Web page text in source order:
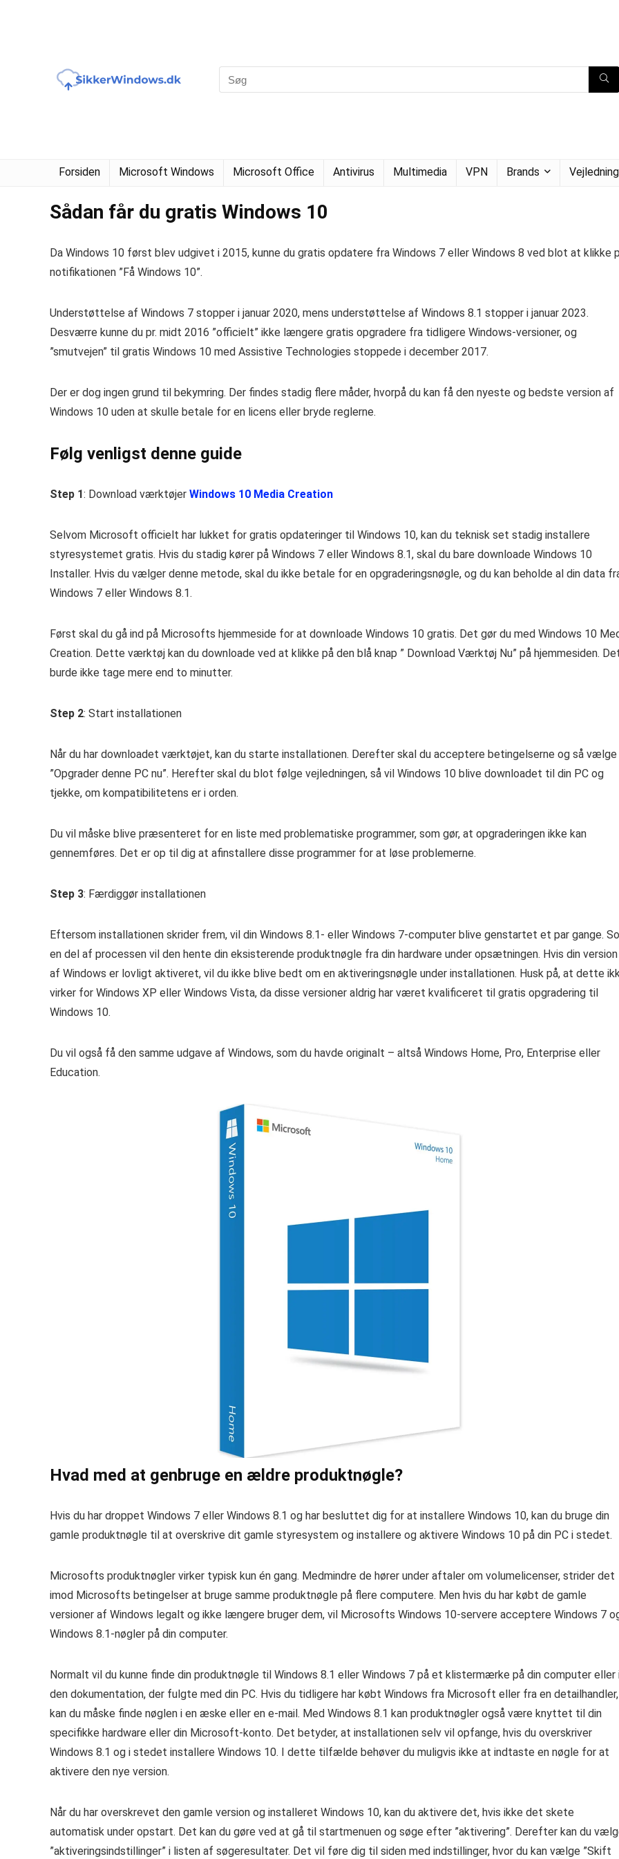
Forsiden Microsoft Windows Microsoft Office Antivirus Multimedia VPN Brands
Sådan får du gratis Windows 10
Da Windows 10 først blev udgivet i 2015, kunne du gratis opdatere fra Windows 7 eller Windows 8 ved blot at klikke
notifikationen ”Få Windows 10”.
Understøttelse af Windows 7 stopper i januar 2020, mens understøttelse af Windows 8.1 stopper i januar 2023.
Desværre kunne du pr. midt 2016 ”officielt” ikke længere gratis opgradere fra tidligere Windows-versioner, og
”smutvejen” til gratis Windows 10 med Assistive Technologies stoppede i december 2017.
Der er dog ingen grund til bekymring. Der findes stadig flere måder, hvorpå du kan få den nyeste og bedste version af
Windows 10 uden at skulle betale for en licens eller bryde reglerne.
Følg venligst denne guide
Step 1: Download værktøjer Windows 10 Media Creation
Selvom Microsoft officielt har lukket for gratis opdateringer til Windows 10, kan du teknisk set stadig installere
styresystemet gratis. Hvis du stadig kører på Windows 7 eller Windows 8.1, skal du bare downloade Windows 10
Installer. Hvis du vælger denne metode, skal du ikke betale for en opgraderingsnøgle, og du kan beholde al din data
Windows 7 eller Windows 8.1.
Først skal du gå ind på Microsofts hjemmeside for at downloade Windows 10 gratis. Det gør du med Windows 10
Creation. Dette værktøj kan du downloade ved at klikke på den blå knap ” Download Værktøj Nu” på hjemmesiden.
burde ikke tage mere end to minutter.
Step 2: Start installationen
Når du har downloadet værktøjet, kan du starte installationen. Derefter skal du acceptere betingelserne og så vælge
”Opgrader denne PC nu”. Herefter skal du blot følge vejledningen, så vil Windows 10 blive downloadet til din PC og
tjekke, om kompatibilitetens er i orden.
Du vil måske blive præsenteret for en liste med problematiske programmer, som gør, at opgraderingen ikke kan
gennemføres. Det er op til dig at afinstallere disse programmer for at løse problemerne.
Step 3: Færdiggør installationen
Eftersom installationen skrider frem, vil din Windows 8.1- eller Windows 7-computer blive genstartet et par gange.
en del af processen vil den hente din eksisterende produktnøgle fra din hardware under opsætningen. Hvis din version
af Windows er lovligt aktiveret, vil du ikke blive bedt om en aktiveringsnøgle under installationen. Husk på, at dette
virker for Windows XP eller Windows Vista, da disse versioner aldrig har været kvalificeret til gratis opgradering til
Windows 10.
Du vil også få den samme udgave af Windows, som du havde originalt – altså Windows Home, Pro, Enterprise eller
Education.
Hvad med at genbruge en ældre produktnøgle?
Hvis du har droppet Windows 7 eller Windows 8.1 og har besluttet dig for at installere Windows 10, kan du bruge din
gamle produktnøgle til at overskrive dit gamle styresystem og installere og aktivere Windows 10 på din PC i stedet.
Microsofts produktnøgler virker typisk kun én gang. Medmindre de hører under aftaler om volumelicenser, strider det
imod Microsofts betingelser at bruge samme produktnøgle på flere computere. Men hvis du har købt de gamle
versioner af Windows legalt og ikke længere bruger dem, vil Microsofts Windows 10-servere acceptere Windows 7
Windows 8.1-nøgler på din computer.
Normalt vil du kunne finde din produktnøgle til Windows 8.1 eller Windows 7 på et klistermærke på din computer eller
den dokumentation, der fulgte med din PC. Hvis du tidligere har købt Windows fra Microsoft eller fra en detailhandler,
kan du måske finde nøglen i en æske eller en e-mail. Med Windows 8.1 kan produktnøgler også være knyttet til din
specifikke hardware eller din Microsoft-konto. Det betyder, at installationen selv vil opfange, hvis du overskriver
Windows 8.1 og i stedet installere Windows 10. I dette tilfælde behøver du muligvis ikke at indtaste en nøgle for at
aktivere den nye version.
Når du har overskrevet den gamle version og installeret Windows 10, kan du aktivere det, hvis ikke det skete
automatisk under opstart. Det kan du gøre ved at gå til startmenuen og søge efter ”aktivering”. Derefter kan du
”aktiveringsindstillinger” i listen af søgeresultater. Det vil føre dig til siden med indstillinger, hvor du kan vælge ”Skift